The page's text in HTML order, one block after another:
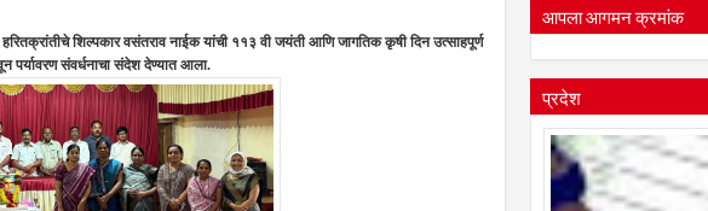
हरितक्रांतीचे शिल्पकार वसंतराव नाईक यांची ११३ वी जयंती आणि जागतिक कृषी दिन उत्साहपूर्ण
पर्यावरण संवर्धनाचा संदेश देण्यात आला.
आपला आगमन क्रमांक
प्रदेश